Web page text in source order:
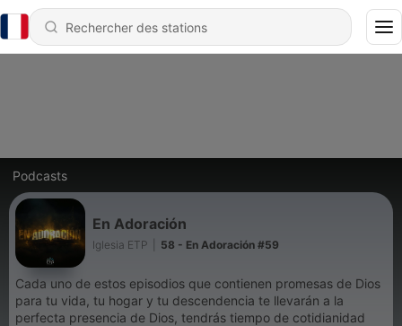
Podcasts
En Adoración
Iglesia ETP 58 - En Adoración #59
Cada uno de estos episodios que contienen promesas de Dios
para tu vida, tu hogar y tu descendencia te llevarán a la
perfecta presencia de Dios, tendrás tiempo de cotidianidad